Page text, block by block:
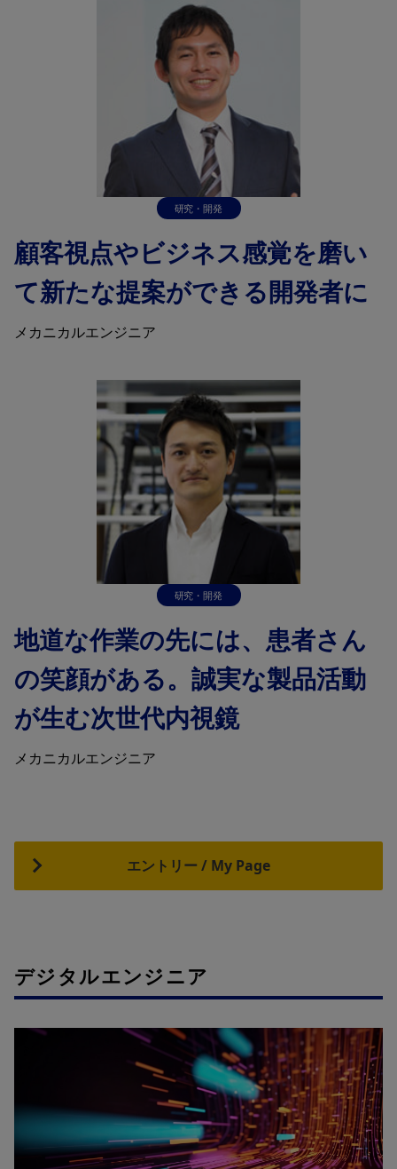
研究・開発
顧客視点やビジネス感覚を磨い
て新たな提案ができる開発者に
メカニカルエンジニア
研究・開発
地道な作業の先には、患者さん
の笑顔がある。誠実な製品活動
が生む次世代内視鏡
メカニカルエンジニア
エントリー / My Page
デジタルエンジニア